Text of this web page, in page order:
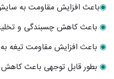
◉باعث افزایش مقاومت به
◉ باعث کاهش چسبندگی و
◉ باعث افزایش مقاومت تیغه
◉ بطور قابل توجهی باعث